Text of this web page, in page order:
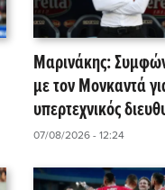
Μαρινάκης:
με τον Μονκαντά
υπερτεχνικός
στις τρεις ομάδες
07/08/2026 - 12:24